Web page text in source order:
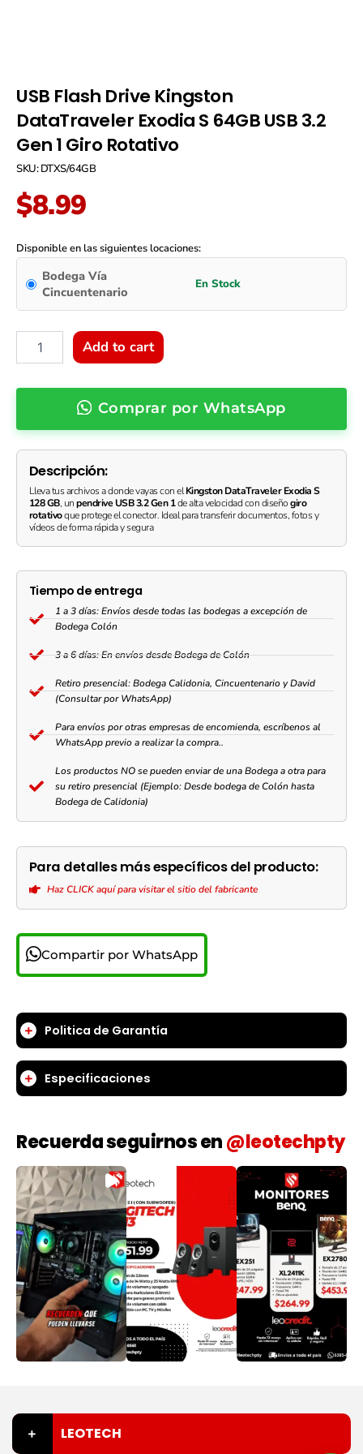
USB Flash Drive Kingston
DataTraveler Exodia S 64GB USB 3.2
Gen 1 Giro Rotativo
SKU: DTXS/64GB
$8.99
Disponible en las siguientes locaciones:
Bodega Vía
Cincuentenario
Flash
Drive
Kingston
DataTraveler
Exodia
S
64GB
USB
Gen
Giro
quantity
Add to cart
Comprar por WhatsApp
Descripción:
Lleva tus archivos a donde vayas con elKingston DataTraveler Exodia S
128 GB, unpendrive USB 3.2 Gen 1de alta velocidad con diseñogiro
rotativoque protege el conector. Ideal para transferir documentos, fotos y
vídeos de forma rápida y segura
Tiempo de entrega
1 a 3 días: Envíos desde todas las bodegas a excepción de
Bodega Colón
3 a 6 días: En envíos desde Bodega de Colón
Retiro presencial: Bodega Calidonia, Cincuentenario y David
(Consultar por WhatsApp)
Para envíos por otras empresas de encomienda, escríbenos al
WhatsApp previo a realizar la compra..
Los productos NO se pueden enviar de una Bodega a otra para
su retiro presencial (Ejemplo: Desde bodega de Colón hasta
Bodega de Calidonia)
Para detalles más específicos del producto:
Haz CLICK aquí para visitar el sitio del fabricante
Compartir por WhatsApp
Politica de Garantía
Especificaciones
Recuerda seguirnos en@leotechpty
LEOTECH